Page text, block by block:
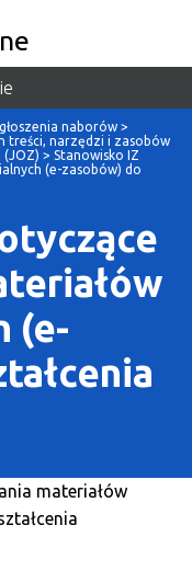
naborów >
treści, narzędzi i zasobów
(JOZ) > Stanowisko IZ
(e-zasobów) do
(e-
materiałów